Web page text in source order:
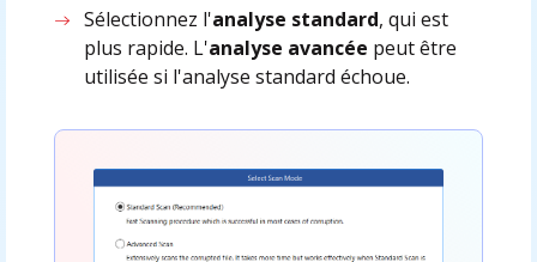
Sélectionnez l'analyse standard, qui est
plus rapide. L'analyse avancée peut être
utilisée si l'analyse standard échoue.